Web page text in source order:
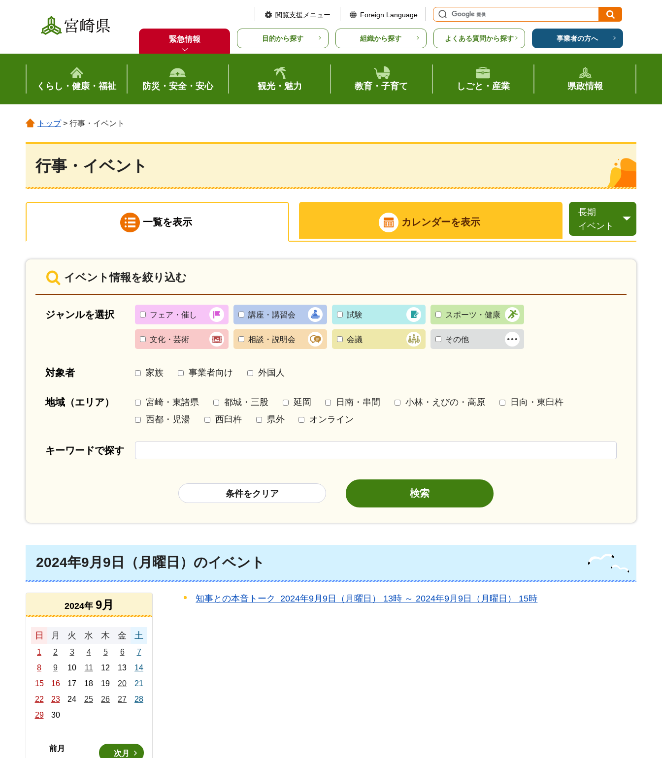
宮崎県
閲覧支援メニュー Foreign Language
緊急情報 目的から探す 組織から探す よくある質問から探す 事業者の方へ
くらし・健康・福祉 防災・安全・安心 観光・魅力 教育・子育て しごと・産業 県政情報
トップ> 行事・イベント
行事・イベント
一覧を表示 カレンダーを表示
長期
イベント
イベント情報を絞り込む
ジャンルを選択 フェア・催し 講座・講習会 試験 スポーツ・健康
文化・芸術 相談・説明会 会議 その他
対象者 家族 事業者向け 外国人
地域（エリア） 宮崎・東諸県 都城・三股 延岡 日南・串間 小林・えびの・高原
日向・東臼杵
西都・児湯
西臼杵 県外 オンライン
キーワードで探す
条件をクリア
2024年9月9日（月曜日）のイベント
2024年 9月
日 月 火 水 木 金 土
1 2 3 4 5 6
7
8
9 10 11 12 13
14
15
16 17 18 19 20
21
22
23 24 25 26 27
28
29
30
前月
次月
知事との本音トーク 2024年9月9日（月曜日） 13時 ～ 2024年9月9日（月曜日） 15時